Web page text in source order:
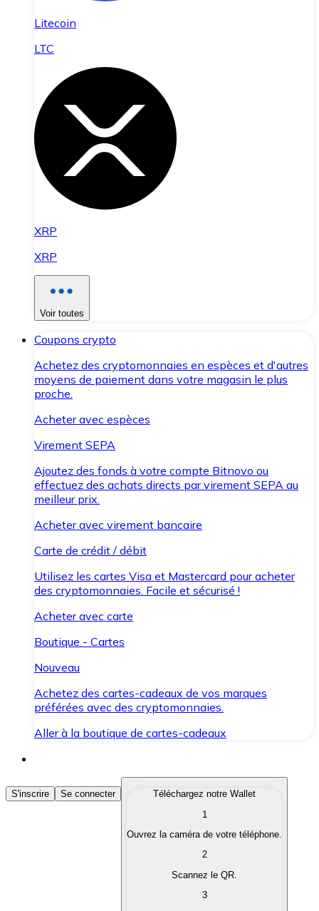
Litecoin
LTC
XRP
XRP
Voir toutes
Coupons crypto
Achetez des cryptomonnaies en espèces et d'autres
moyens de paiement dans votre magasin le plus
proche.
Acheter avec espèces
Virement SEPA
Ajoutez des fonds à votre compte Bitnovo ou
effectuez des achats directs par virement SEPA au
meilleur prix.
Acheter avec virement bancaire
Carte de crédit / débit
Utilisez les cartes Visa et Mastercard pour acheter
des cryptomonnaies. Facile et sécurisé !
Acheter avec carte
Boutique - Cartes
Nouveau
Achetez des cartes-cadeaux de vos marques
préférées avec des cryptomonnaies.
Aller à la boutique de cartes-cadeaux
Acheter des Cryptomonnaies
Achetez les cryptomonnaies qui vous intéressent
Convertissez vos cryptomonnaies en monnaie
S'inscrire Se connecter
Téléchargez notre Wallet
1
Ouvrez la caméra de votre téléphone.
2
Scannez le QR.
3